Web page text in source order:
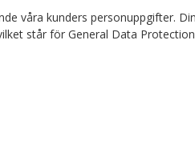
våra kunders personuppgifter.
står för General Data